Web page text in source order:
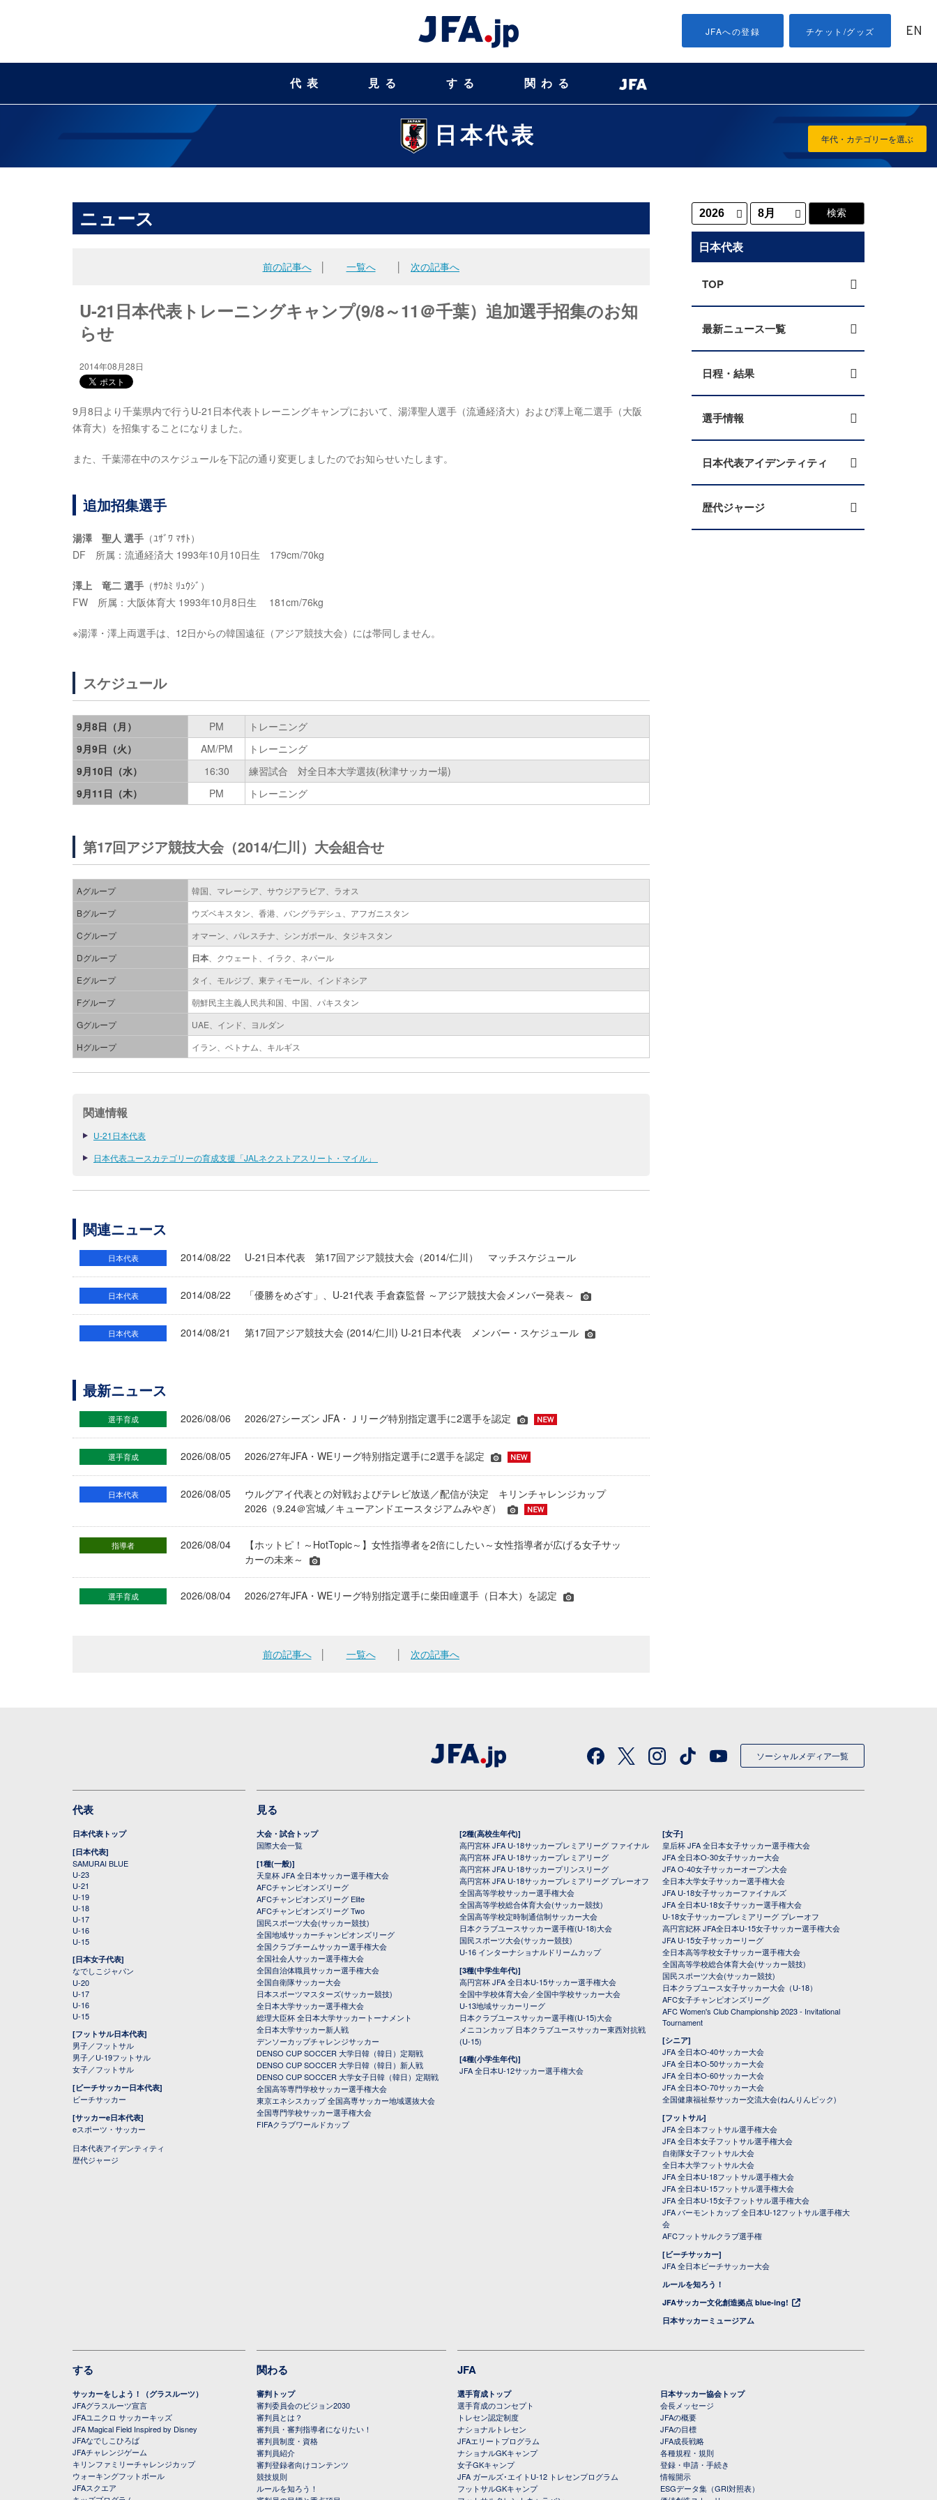
JFAへの登録 チケット/グッズ EN
代表 見る する 関わる
日本代表 年代・カテゴリーを選ぶ
ニュース
前の記事へ│ 一覧へ 次の記事へ
U-21日本代表トレーニングキャンプ(9/8～11＠千葉）追加選手招集のお知
らせ
2014年08月28日
9月8日より千葉県内で行うU-21日本代表トレーニングキャンプにおいて、湯澤聖人選手（流通経済大）および澤上竜二選手（大阪
体育大）を招集することになりました。
また、千葉滞在中のスケジュールを下記の通り変更しましたのでお知らせいたします。
追加招集選手
湯澤 聖人 選手 （ﾕｻﾞﾜ ﾏｻﾄ）
DF 所属：流通経済大 1993年10月10日生 179cm/70kg
澤上 竜二 選手 （ｻﾜｶﾐ ﾘｭｳｼﾞ）
FW 所属：大阪体育大 1993年10月8日生 181cm/76kg
※湯澤・澤上両選手は、12日からの韓国遠征（アジア競技大会）には帯同しません。
スケジュール
9月8日（月） PM
トレーニング
9月9日（火）
AM/PM
トレーニング
9月10日（水）
16:30
練習試合 対全日本大学選抜(秋津サッカー場)
9月11日（木）
PM トレーニング
第17回アジア競技大会（2014/仁川）大会組合せ
Aグループ
韓国、マレーシア、サウジアラビア、ラオス
Bグループ
ウズベキスタン、香港、バングラデシュ、アフガニスタン
Cグループ
オマーン、パレスチナ、シンガポール、タジキスタン
Dグループ
日本 、クウェート、イラク、ネパール
Eグループ
タイ、モルジブ、東ティモール、インドネシア
Fグループ
朝鮮民主主義人民共和国、中国、パキスタン
Gグループ
UAE、インド、ヨルダン
Hグループ
イラン、ベトナム、キルギス
関連情報
U-21日本代表
日本代表ユースカテゴリーの育成支援「JALネクストアスリート・マイル」
関連ニュース
日本代表 2014/08/22 U-21日本代表 第17回アジア競技大会（2014/仁川） マッチスケジュール
日本代表 2014/08/22 「優勝をめざす」、U-21代表 手倉森監督 ～アジア競技大会メンバー発表～
日本代表 2014/08/21 第17回アジア競技大会 (2014/仁川) U-21日本代表 メンバー・スケジュール
最新ニュース
選手育成 2026/08/06 2026/27シーズン JFA・Ｊリーグ特別指定選手に2選手を認定
選手育成 2026/08/05 2026/27年JFA・WEリーグ特別指定選手に2選手を認定
日本代表 2026/08/05
ウルグアイ代表との対戦およびテレビ放送／配信が決定 キリンチャレンジカップ
2026（9.24＠宮城／キューアンドエースタジアムみやぎ）
指導者 2026/08/04
【ホットピ！～HotTopic～】女性指導者を2倍にしたい～女性指導者が広げる女子サッ
カーの未来～
選手育成 2026/08/04 2026/27年JFA・WEリーグ特別指定選手に柴田瞳選手（日本大）を認定
前の記事へ│ 一覧へ 次の記事へ
日本代表
TOP
最新ニュース一覧
日程・結果
選手情報
日本代表アイデンティティ
歴代ジャージ
ソーシャルメディア一覧
代表
日本代表トップ
[日本代表]
SAMURAI BLUE
U-23
U-21
U-19
U-18
U-17
U-16
U-15
[日本女子代表]
なでしこジャパン
U-20
U-17
U-16
U-15
[フットサル日本代表]
男子／フットサル
男子／U-19フットサル
女子／フットサル
[ビーチサッカー日本代表]
ビーチサッカー
[サッカーe日本代表]
eスポーツ・サッカー
日本代表アイデンティティ
歴代ジャージ
見る
大会・試合トップ
国際大会一覧
[1種(一般)]
天皇杯 JFA 全日本サッカー選手権大会
AFCチャンピオンズリーグ
AFCチャンピオンズリーグ Elite
AFCチャンピオンズリーグ Two
国民スポーツ大会(サッカー競技)
全国地域サッカーチャンピオンズリーグ
全国クラブチームサッカー選手権大会
全国社会人サッカー選手権大会
全国自治体職員サッカー選手権大会
全国自衛隊サッカー大会
日本スポーツマスターズ(サッカー競技)
全日本大学サッカー選手権大会
総理大臣杯 全日本大学サッカートーナメント
全日本大学サッカー新人戦
デンソーカップチャレンジサッカー
DENSO CUP SOCCER 大学日韓（韓日）定期戦
DENSO CUP SOCCER 大学日韓（韓日）新人戦
DENSO CUP SOCCER 大学女子日韓（韓日）定期戦
全国高等専門学校サッカー選手権大会
東京エネシスカップ 全国高専サッカー地域選抜大会
全国専門学校サッカー選手権大会
FIFAクラブワールドカップ
[2種(高校生年代)]
高円宮杯 JFA U-18サッカープレミアリーグ ファイナル
高円宮杯 JFA U-18サッカープレミアリーグ
高円宮杯 JFA U-18サッカープリンスリーグ
高円宮杯 JFA U-18サッカープレミアリーグ プレーオフ
全国高等学校サッカー選手権大会
全国高等学校総合体育大会(サッカー競技)
全国高等学校定時制通信制サッカー大会
日本クラブユースサッカー選手権(U-18)大会
国民スポーツ大会(サッカー競技)
U-16 インターナショナルドリームカップ
[3種(中学生年代)]
高円宮杯 JFA 全日本U-15サッカー選手権大会
全国中学校体育大会／全国中学校サッカー大会
U-13地域サッカーリーグ
日本クラブユースサッカー選手権(U-15)大会
メニコンカップ 日本クラブユースサッカー東西対抗戦
(U-15)
[4種(小学生年代)]
JFA 全日本U-12サッカー選手権大会
[女子]
皇后杯 JFA 全日本女子サッカー選手権大会
JFA 全日本O-30女子サッカー大会
JFA O-40女子サッカーオープン大会
全日本大学女子サッカー選手権大会
JFA U-18女子サッカーファイナルズ
JFA 全日本U-18女子サッカー選手権大会
U-18女子サッカープレミアリーグ プレーオフ
高円宮妃杯 JFA全日本U-15女子サッカー選手権大会
JFA U-15女子サッカーリーグ
全日本高等学校女子サッカー選手権大会
全国高等学校総合体育大会(サッカー競技)
国民スポーツ大会(サッカー競技)
日本クラブユース女子サッカー大会（U-18）
AFC女子チャンピオンズリーグ
AFC Women's Club Championship 2023 - Invitational
Tournament
[シニア]
JFA 全日本O-40サッカー大会
JFA 全日本O-50サッカー大会
JFA 全日本O-60サッカー大会
JFA 全日本O-70サッカー大会
全国健康福祉祭サッカー交流大会(ねんりんピック)
[フットサル]
JFA 全日本フットサル選手権大会
JFA 全日本女子フットサル選手権大会
自衛隊女子フットサル大会
全日本大学フットサル大会
JFA 全日本U-18フットサル選手権大会
JFA 全日本U-15フットサル選手権大会
JFA 全日本U-15女子フットサル選手権大会
JFA バーモントカップ 全日本U-12フットサル選手権大
会
AFCフットサルクラブ選手権
[ビーチサッカー]
JFA 全日本ビーチサッカー大会
ルールを知ろう！
JFAサッカー文化創造拠点 blue-ing!
日本サッカーミュージアム
する
サッカーをしよう！（グラスルーツ）
JFAグラスルーツ宣言
JFAユニクロ サッカーキッズ
JFA Magical Field Inspired by Disney
JFAなでしこひろば
JFAチャレンジゲーム
キリンファミリーチャレンジカップ
ウォーキングフットボール
JFAスクエア
関わる
審判トップ
審判委員会のビジョン2030
審判員とは？
審判員・審判指導者になりたい！
審判員制度・資格
審判員紹介
審判登録者向けコンテンツ
競技規則
ルールを知ろう！
JFA
選手育成トップ
選手育成のコンセプト
トレセン認定制度
ナショナルトレセン
JFAエリートプログラム
ナショナルGKキャンプ
女子GKキャンプ
JFA ガールズ･エイトU-12 トレセンプログラム
フットサルGKキャンプ
日本サッカー協会トップ
会長メッセージ
JFAの概要
JFAの目標
JFA成長戦略
各種規程・規則
登録・申請・手続き
情報開示
ESGデータ集（GRI対照表）